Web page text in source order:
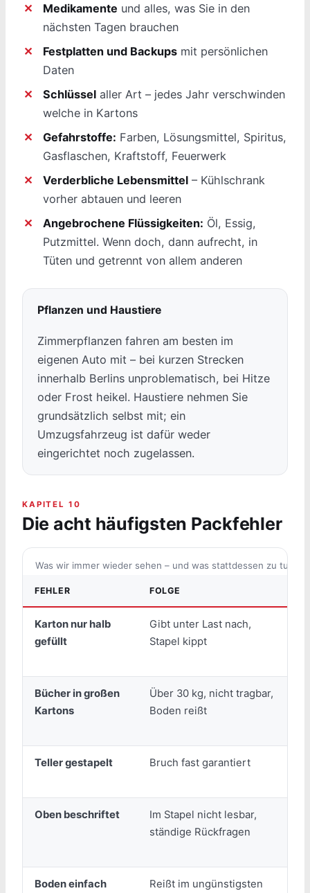
Medikamente und alles, was Sie in den
nächsten Tagen brauchen
Festplatten und Backupsmit persönlichen
Daten
Schlüsselaller Art – jedes Jahr verschwinden
welche in Kartons
Gefahrstoffe: Farben, Lösungsmittel, Spiritus,
Gasflaschen, Kraftstoff, Feuerwerk
Verderbliche Lebensmittel– Kühlschrank
vorher abtauen und leeren
Angebrochene Flüssigkeiten: Öl, Essig,
Putzmittel. Wenn doch, dann aufrecht, in
Tüten und getrennt von allem anderen
Pflanzen und Haustiere
Zimmerpflanzen fahren am besten im
eigenen Auto mit – bei kurzen Strecken
innerhalb Berlins unproblematisch, bei Hitze
oder Frost heikel. Haustiere nehmen Sie
grundsätzlich selbst mit; ein
Umzugsfahrzeug ist dafür weder
eingerichtet noch zugelassen.
KAPITEL 10
Die acht häufigsten Packfehler
Was wir immer wieder sehen – und was stattdessen zu tun ist
FEHLER FOLGE
Karton nur halb
gefüllt
Gibt unter Last nach,
Stapel kippt
Bücher in großen
Kartons
Über 30 kg, nicht tragbar,
Boden reißt
Teller gestapelt Bruch fast garantiert
Oben beschriftet
Im Stapel nicht lesbar,
ständige Rückfragen
Boden einfach
Reißt im ungünstigsten